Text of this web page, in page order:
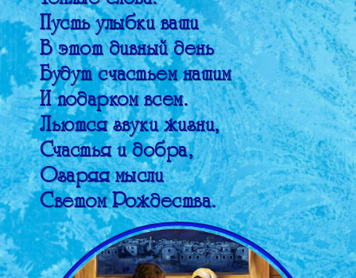
Пусть улыбки ваши
В этот дивный день
Будут счастьем нашим
И подарком всем.
Льются звуки жизни,
Счастья и добра,
Озаряя мысли
Светом Рождества.